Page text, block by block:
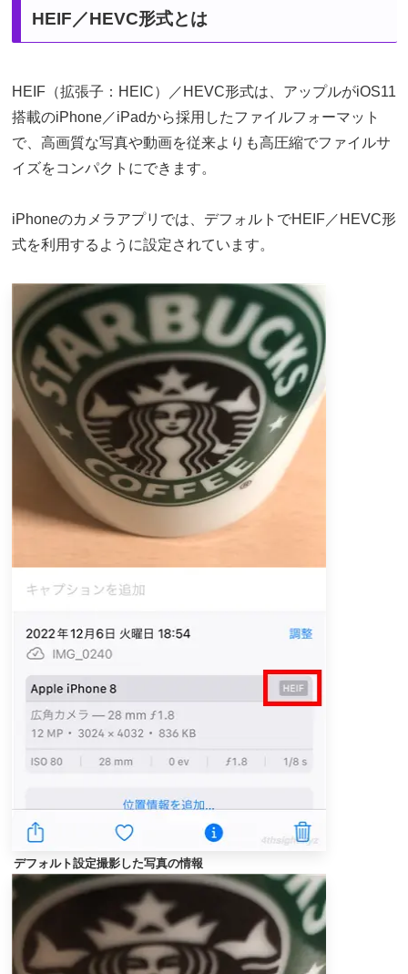
HEIF／HEVC形式とは
HEIF（拡張子：HEIC）／HEVC形式は、アップルがiOS11
搭載のiPhone／iPadから採用したファイルフォーマット
で、高画質な写真や動画を従来よりも高圧縮でファイルサ
イズをコンパクトにできます。
iPhoneのカメラアプリでは、デフォルトでHEIF／HEVC形
式を利用するように設定されています。
デフォルト設定撮影した写真の情報